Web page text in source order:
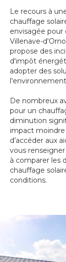
Le recours à
chauffage
envisagée
Villenave-
propose des
d'impôt
adopter des
De nombreux
pour un
diminution
impact
d’accéder aux
vous
à comparer les
chauffage
conditions.